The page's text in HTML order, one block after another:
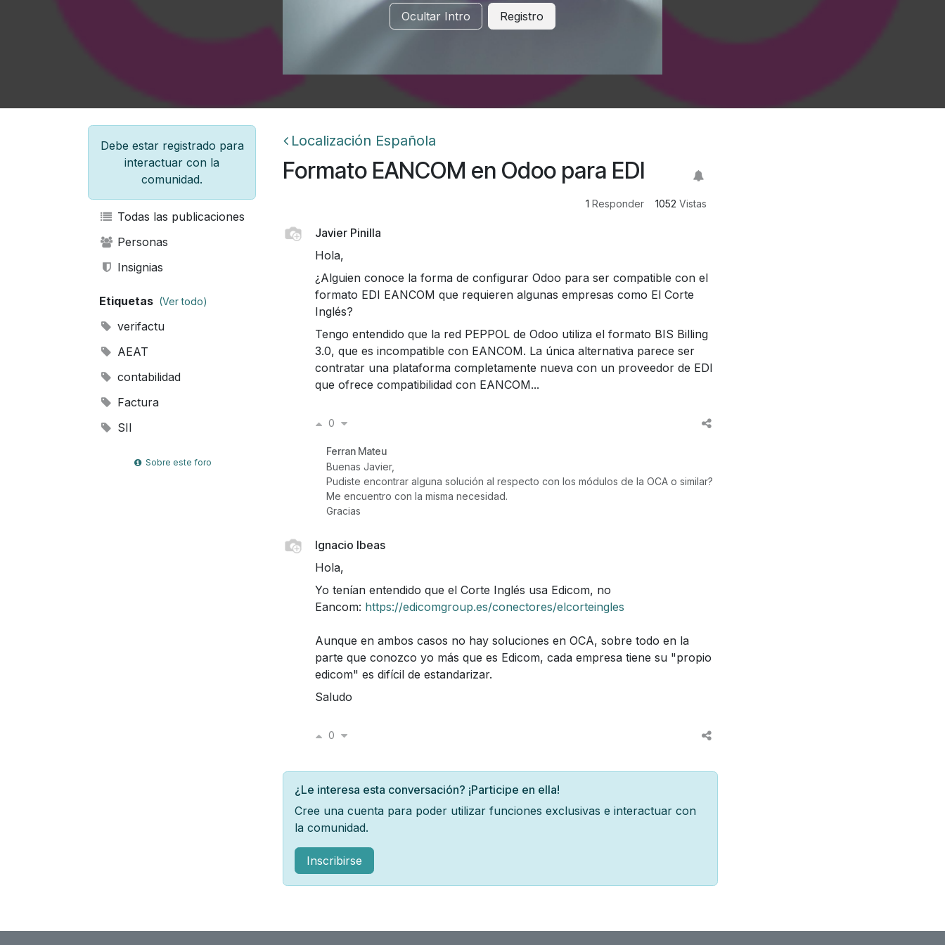
Ocultar Intro Registro
Debe estar registrado para
interactuar con la
comunidad.
Todas las publicaciones
Personas
Insignias
Etiquetas (Ver todo)
verifactu
AEAT
contabilidad
Factura
SII
Sobre este foro
Localización Española
Formato EANCOM en Odoo para EDI
1 Responder 1052 Vistas
Javier Pinilla
Hola,
¿Alguien conoce la forma de configurar Odoo para ser compatible con el
formato EDI EANCOM que requieren algunas empresas como El Corte
Inglés?
Tengo entendido que la red PEPPOL de Odoo utiliza el formato BIS Billing
3.0, que es incompatible con EANCOM. La única alternativa parece ser
contratar una plataforma completamente nueva con un proveedor de EDI
que ofrece compatibilidad con EANCOM...
0
Ferran Mateu
Buenas Javier,
Pudiste encontrar alguna solución al respecto con los módulos de la OCA o similar?
Me encuentro con la misma necesidad.
Gracias
Ignacio Ibeas
Hola,
Yo tenían entendido que el Corte Inglés usa Edicom, no
Eancom: https://edicomgroup.es/conectores/elcorteingles
Aunque en ambos casos no hay soluciones en OCA, sobre todo en la
parte que conozco yo más que es Edicom, cada empresa tiene su "propio
edicom" es difícil de estandarizar.
Saludo
0
¿Le interesa esta conversación? ¡Participe en ella!
Cree una cuenta para poder utilizar funciones exclusivas e interactuar con
la comunidad.
Inscribirse